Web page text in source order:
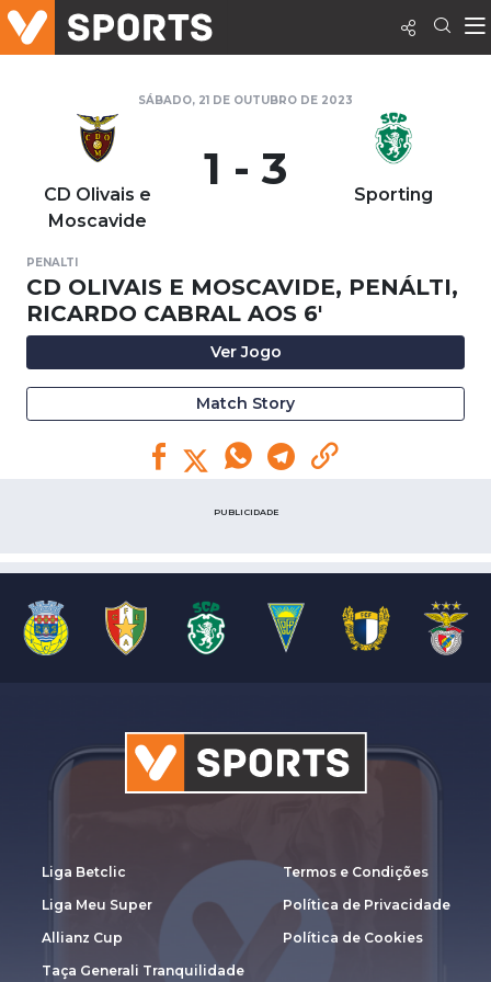
SÁBADO, 21 DE OUTUBRO DE 2023
CD Olivais e
Moscavide
1 - 3 Sporting
PENALTI
CD OLIVAIS E MOSCAVIDE, PENÁLTI,
RICARDO CABRAL AOS 6'
Ver Jogo
Match Story
PUBLICIDADE
Liga Betclic
Liga Meu Super
Allianz Cup
Taça Generali Tranquilidade
Termos e Condições
Política de Privacidade
Política de Cookies